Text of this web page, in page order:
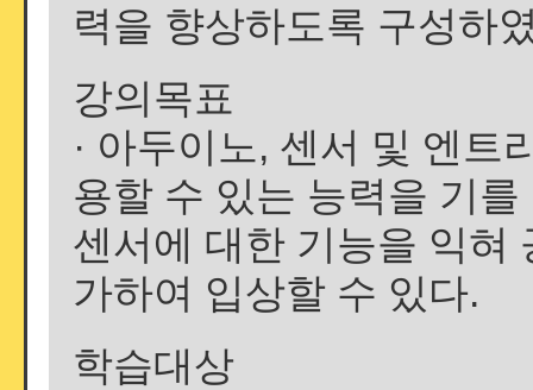
력을 향상하도록 구성하
강의목표
· 아두이노, 센서 및 엔트
용할 수 있는 능력을 기
센서에 대한 기능을 익혀
가하여 입상할 수 있다.
학습대상